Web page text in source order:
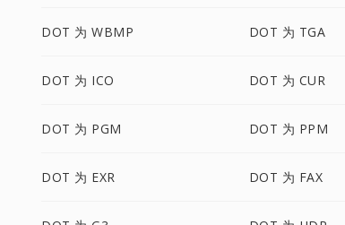
DOT 为 WBMP DOT 为 TGA
DOT 为 ICO DOT 为 CUR
DOT 为 PGM DOT 为 PPM
DOT 为 EXR DOT 为 FAX